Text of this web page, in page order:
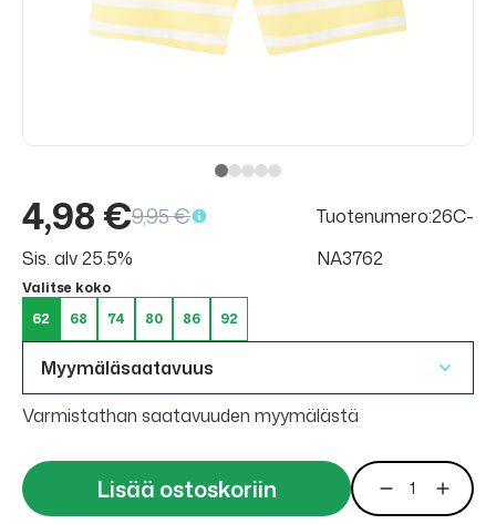
4,98 €9,95 €
Sis. alv 25.5%
Tuotenumero:26C-
NA3762
Valitse koko
62
68 74 80 86 92
Myymäläsaatavuus
Varmistathan saatavuuden myymälästä
Lisää ostoskoriin